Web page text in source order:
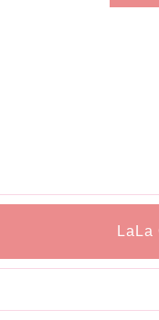
LaLa